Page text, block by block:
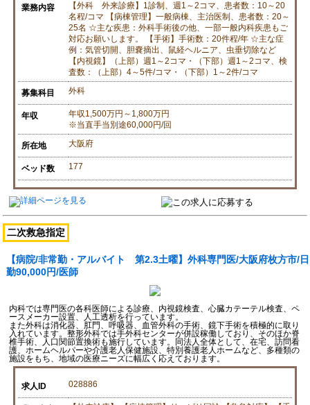
業務内容
【外科 外来診療】1診制、週1～2コマ、患者数：10～20
名程/コマ 【病棟管理】一般病棟、主治医制、患者数：20～
25名 ☆主な疾患：外科手術後の他、一部一般内科疾患もご
対応お願いします。 【手術】手術数：20件程/年 ☆主な症
例：気管切開、胆嚢摘出、鼠経ヘルニア、虫垂切除など
【内視鏡】（上部）週1～2コマ・（下部）週1～2コマ、検
査数：（上部）4～5件/コマ・（下部）1～2件/コマ
募集科目 外科
年収
年収1,500万円～1,800万円
※当直手当別途60,000円/回
所在地 大阪府
ベッド数 177
二次救急指定
【病院/非常勤・アルバイト 第2.3土曜】外科専門医/大阪府枚方市/日
勤90,000円/医師
内科では専門医の各科医師による診療、内視鏡検査、心臓カテーテル検査、ペ
ースメーカー設置、人工透析を行っています。
また外科は消化器、肛門、呼吸器、血管外科の手術、鏡下手術を積極的に取り
入れています。整形外科では手外科センターが併設稼働しており、そのほか脊
椎手術、人口関節置換術も施行しています。同法人全体として、在宅、訪問看
護、ホームヘルパーや介護老人保健施設、特別養護老人ホームなど、多種類の
施設をもち、地域の医療ニーズに幅広く応えております。
求人ID 028886